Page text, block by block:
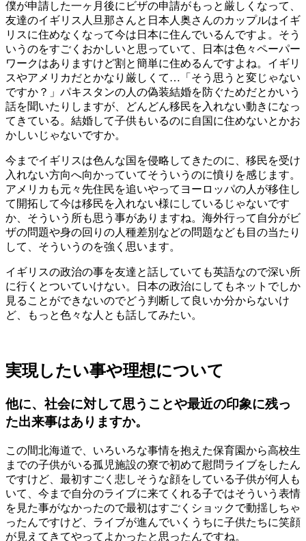
僕が申請した一ヶ月後にビザの申請がもっと厳しくなって、
友達のイギリス人旦那さんと日本人奥さんのカップルはイギ
リスに住めなくなって今は日本に住んでいるんですよ。そう
いうのをすごくおかしいと思っていて、日本は色々ペーパー
ワークはありますけど割と簡単に住めるんですよね。イギリ
スやアメリカだとかなり厳しくて…「そう思うと変じゃない
ですか？」パキスタンの人の偽装結婚を防ぐためだとかいう
話を聞いたりしますが、どんどん移民を入れない動きになっ
てきている。結婚して子供もいるのに自国に住めないとかお
かしいじゃないですか。
今までイギリスは色んな国を侵略してきたのに、移民を受け
入れない方向へ向かっていてそういうのに憤りを感じます。
アメリカも元々先住民を追いやってヨーロッパの人が移住し
て開拓して今は移民を入れない様にしているじゃないです
か、そういう所も思う事がありますね。海外行って自分がビ
ザの問題や身の回りの人種差別などの問題なども目の当たり
して、そういうのを強く思います。
イギリスの政治の事を友達と話していても英語なので深い所
に行くとついていけない。日本の政治にしてもネットでしか
見ることができないのでどう判断して良いか分からないけ
ど、もっと色々な人とも話してみたい。
実現したい事や理想について
他に、社会に対して思うことや最近の印象に残っ
た出来事はありますか。
この間北海道で、いろいろな事情を抱えた保育園から高校生
までの子供がいる孤児施設の寮で初めて慰問ライブをしたん
ですけど、最初すごく悲しそうな顔をしている子供が何人も
いて、今まで自分のライブに来てくれる子ではそういう表情
を見た事がなかったので最初はすごくショックで動揺しちゃ
ったんですけど、ライブが進んでいくうちに子供たちに笑顔
が見えてきてやってよかったと思ったんですね。